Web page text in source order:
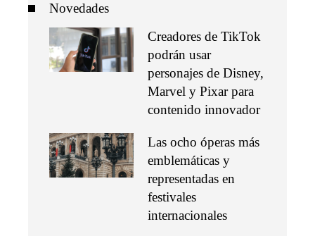
Novedades
Creadores de TikTok
podrán usar
personajes de Disney,
Marvel y Pixar para
contenido innovador
Las ocho óperas más
emblemáticas y
representadas en
festivales
internacionales